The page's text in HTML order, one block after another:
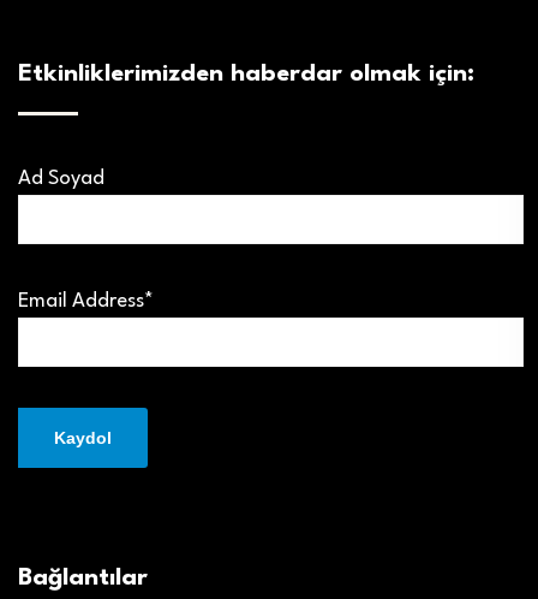
Etkinliklerimizden haberdar olmak için:
Ad Soyad
Email Address*
Bağlantılar